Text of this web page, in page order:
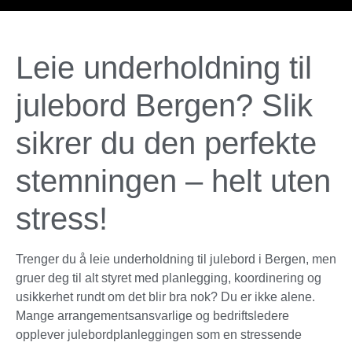
Leie underholdning til
julebord Bergen? Slik
sikrer du den perfekte
stemningen – helt uten
stress!
Trenger du å leie underholdning til julebord i Bergen, men
gruer deg til alt styret med planlegging, koordinering og
usikkerhet rundt om det blir bra nok? Du er ikke alene.
Mange arrangementsansvarlige og bedriftsledere
opplever julebordplanleggingen som en stressende